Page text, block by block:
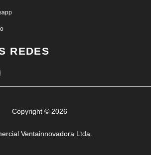
REDES
Copyright © 2026
Ventainnovadora Ltda.